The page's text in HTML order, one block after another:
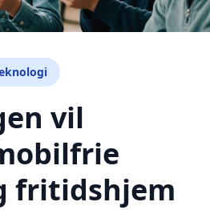
vil
fritidshjem